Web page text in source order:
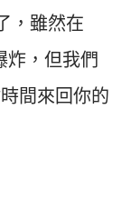
，雖然在
炸，但我們
間來回你的